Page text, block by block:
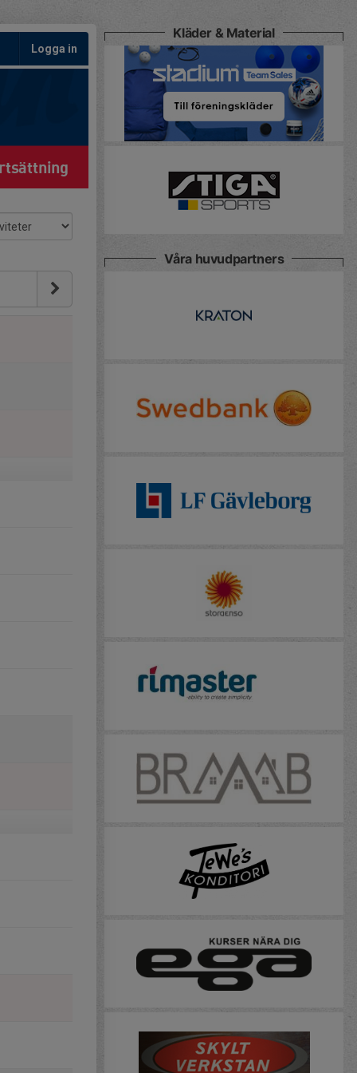
Logga in
Kläder & Material
Våra huvudpartners